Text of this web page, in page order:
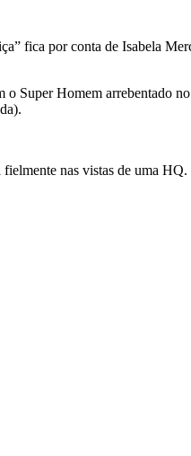
fica por conta de Isabela
Super Homem arrebentado
fielmente nas vistas de uma HQ.